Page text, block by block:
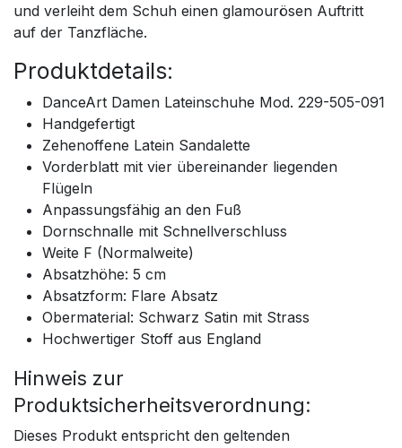
und verleiht dem Schuh einen glamourösen Auftritt
auf der Tanzfläche.
Produktdetails:
DanceArt Damen Lateinschuhe Mod. 229-505-091
Handgefertigt
Zehenoffene Latein Sandalette
Vorderblatt mit vier übereinander liegenden
Flügeln
Anpassungsfähig an den Fuß
Dornschnalle mit Schnellverschluss
Weite F (Normalweite)
Absatzhöhe: 5 cm
Absatzform: Flare Absatz
Obermaterial: Schwarz Satin mit Strass
Hochwertiger Stoff aus England
Hinweis zur
Produktsicherheitsverordnung:
Dieses Produkt entspricht den geltenden